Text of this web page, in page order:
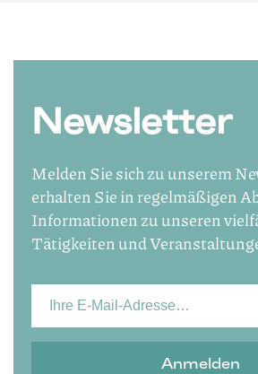
Newsletter
Melden Sie sich zu unserem
erhalten Sie in regelmäßigen
Informationen zu unseren
Tätigkeiten und
Anmelden